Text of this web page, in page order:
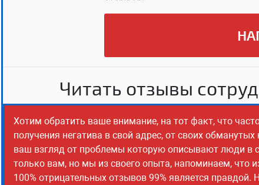
Читать отзывы
Хотим обратить ваше внимание, на тот факт, что
получения негатива в свой адрес, от своих
ваш взгляд от проблемы которую описывают люди в
только вам, но мы из своего опыта, напоминаем, что
100% отрицательных отзывов 99% является